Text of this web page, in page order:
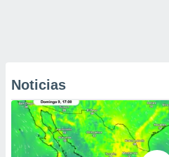
Noticias